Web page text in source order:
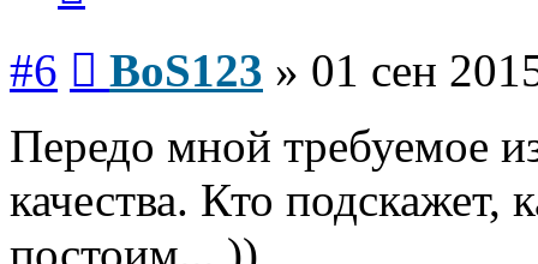
#6 BoS123 » 01 сен
Передо мной требуемое
качества. Кто подскажет,
постоим... ))